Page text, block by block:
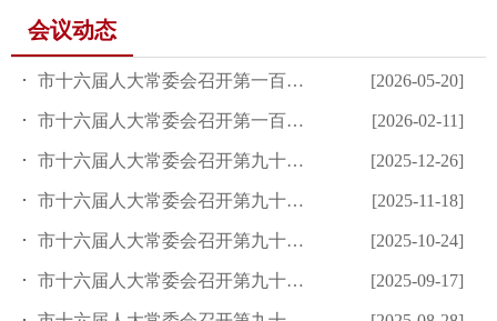
会议动态
市十六届人大常委会召开第一百零九次主任会议 [2026-05-20]
市十六届人大常委会召开第一百零四次主任会议 [2026-02-11]
市十六届人大常委会召开第九十九次主任会议 [2025-12-26]
市十六届人大常委会召开第九十七次主任会议 [2025-11-18]
市十六届人大常委会召开第九十五次主任会议 [2025-10-24]
市十六届人大常委会召开第九十三次主任会议 [2025-09-17]